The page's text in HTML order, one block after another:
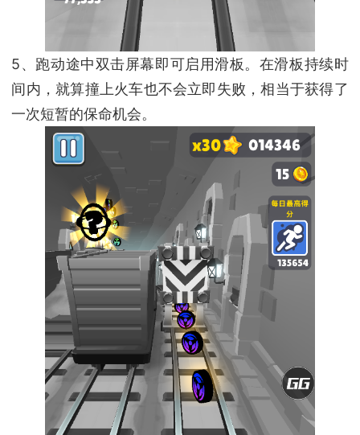
5、跑动途中双击屏幕即可启用滑板。在滑板持续时
间内，就算撞上火车也不会立即失败，相当于获得了
一次短暂的保命机会。